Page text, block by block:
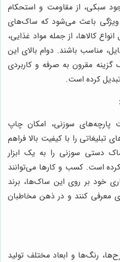
سبکی، از مقاومت و استحکام
ویژگی باعث می‌شود که ساک‌های
کالاها، از جمله مواد غذایی،
مناسب باشند. دوام بالای این
مقرون به صرفه و کاربردی
کرده است.
سوزنی، امکان چاپ
تبلیغاتی را با کیفیت بالا فراهم
دستی سوزنی را به یک ابزار
کرده است. کسب و کارها می‌توانند
خود بر روی این ساک‌ها، برند
معرفی کنند و در ذهن مخاطبان
رنگ‌ها و ابعاد مختلف تولید